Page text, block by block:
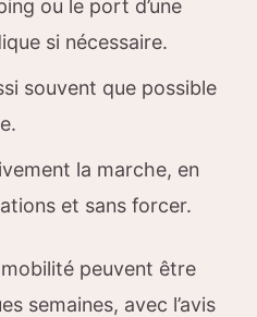
ou le port d’une
si nécessaire.
souvent que possible
la marche, en
et sans forcer.
peuvent être
semaines, avec l’avis